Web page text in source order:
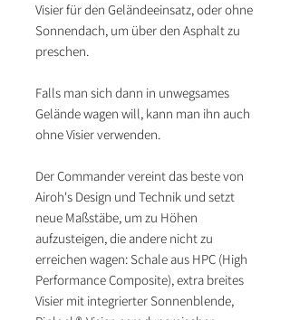
Visier für den Geländeeinsatz, oder ohne
Sonnendach, um über den Asphalt zu
preschen.
Falls man sich dann in unwegsames
Gelände wagen will, kann man ihn auch
ohne Visier verwenden.
Der Commander vereint das beste von
Airoh's Design und Technik und setzt
neue Maßstäbe, um zu Höhen
aufzusteigen, die andere nicht zu
erreichen wagen: Schale aus HPC (High
Performance Composite), extra breites
Visier mit integrierter Sonnenblende,